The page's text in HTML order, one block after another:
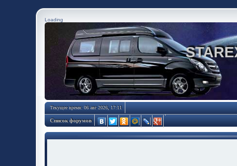
Loading
Текущее время: 06 авг 2026, 17:11
Список форумов